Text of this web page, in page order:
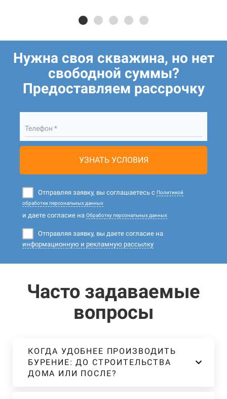
Нужна своя скважина, но нет
свободной суммы?
Предоставляем рассрочку
Телефон *
УЗНАТЬ УСЛОВИЯ
Отправляя заявку, вы соглашаетесь с Политикой
обработки персональных данных
и даете согласие на Обработку персональных данных
Отправляя заявку, вы даете согласие на
информационную и рекламную рассылку
Часто задаваемые
вопросы
КОГДА УДОБНЕЕ ПРОИЗВОДИТЬ
БУРЕНИЕ: ДО СТРОИТЕЛЬСТВА
ДОМА ИЛИ ПОСЛЕ?